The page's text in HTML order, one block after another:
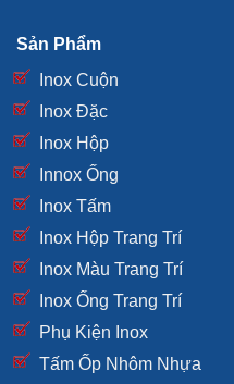
Sản Phẩm
Inox Cuộn
Inox Đặc
Inox Hộp
Innox Ống
Inox Tấm
Inox Hộp Trang Trí
Inox Màu Trang Trí
Inox Ống Trang Trí
Phụ Kiện Inox
Tấm Ốp Nhôm Nhựa